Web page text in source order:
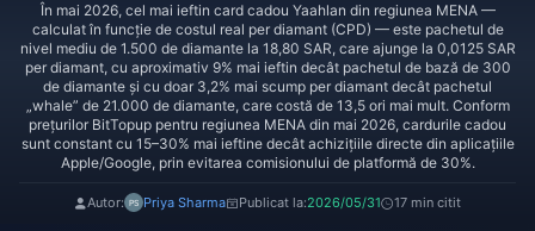
În mai 2026, cel mai ieftin card cadou Yaahlan din regiunea MENA —
calculat în funcție de costul real per diamant (CPD) — este pachetul de
nivel mediu de 1.500 de diamante la 18,80 SAR, care ajunge la 0,0125 SAR
per diamant, cu aproximativ 9% mai ieftin decât pachetul de bază de 300
de diamante și cu doar 3,2% mai scump per diamant decât pachetul
„whale” de 21.000 de diamante, care costă de 13,5 ori mai mult. Conform
prețurilor BitTopup pentru regiunea MENA din mai 2026, cardurile cadou
sunt constant cu 15–30% mai ieftine decât achizițiile directe din aplicațiile
Apple/Google, prin evitarea comisionului de platformă de 30%.
Autor: Priya Sharma Publicat la:2026/05/31 17 min citit